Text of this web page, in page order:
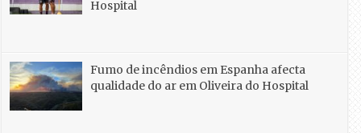
Hospital
Fumo de incêndios em Espanha afecta
qualidade do ar em Oliveira do Hospital